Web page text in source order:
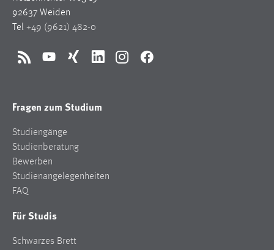
92637 Weiden
Tel +49 (9621) 482-0
RSS YouTubeXing LinkedInInstagramFacebook
Fragen zum Studium
Studiengänge
Studienberatung
Bewerben
Studienangelegenheiten
FAQ
Für Studis
Schwarzes Brett
1 Jahr
Zweck:
gespeichert, ob man eingeloggt ist.
Sprachpräferenz
Das Cookie speichert die gewählte Sprache der Website.